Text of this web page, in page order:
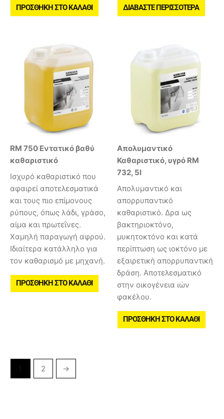
ΠΡΟΣΘΉΚΗ ΣΤΟ ΚΑΛΆΘΙ ΔΙΑΒΆΣΤΕ ΠΕΡΙΣΣΌΤΕΡΑ
RM 750 Εντατικό βαθύ
καθαριστικό
Ισχυρό καθαριστικό που
αφαιρεί αποτελεσματικά
και τους πιο επίμονους
ρύπους, όπως λάδι, γράσο,
αίμα και πρωτεΐνες.
Χαμηλή παραγωγή αφρού.
Ιδιαίτερα κατάλληλο για
τον καθαρισμό με μηχανή.
ΠΡΟΣΘΉΚΗ ΣΤΟ ΚΑΛΆΘΙ
Απολυμαντικό
Καθαριστικό, υγρό RM
732, 5l
Απολυμαντικό και
απορρυπαντικό
καθαριστικό. Δρα ως
βακτηριοκτόνο,
μυκητοκτόνο και κατά
περίπτωση ως ιοκτόνο με
εξαιρετική απορρυπαντική
δράση. Αποτελεσματικό
στην οικογένεια ιών
φακέλου.
ΠΡΟΣΘΉΚΗ ΣΤΟ ΚΑΛΆΘΙ
2 →